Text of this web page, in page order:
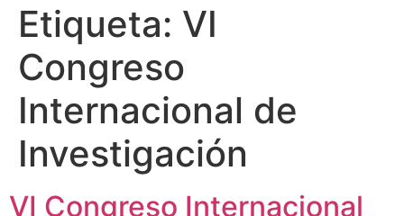
Etiqueta: VI
Congreso
Internacional de
Investigación
VI Congreso Internacional